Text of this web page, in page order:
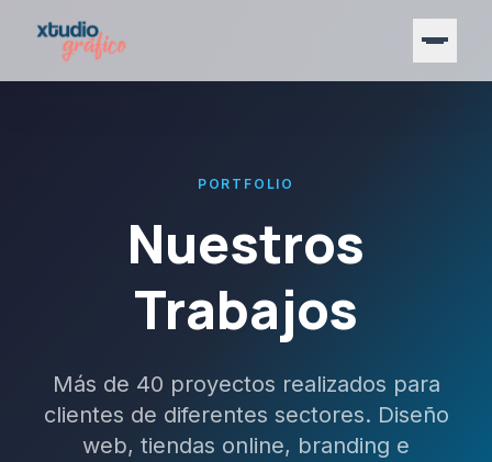
PORTFOLIO
Nuestros
Trabajos
Más de 40 proyectos realizados para
clientes de diferentes sectores. Diseño
web, tiendas online, branding e